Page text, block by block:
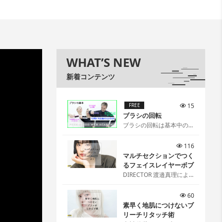
WHAT’S NEW
新着コンテンツ
FREE
ブラシの回転
ブラシの回転は基本中の基
15
マルチセクションでつく
るフェイスレイヤーボブ
DIRECTOR 渡邉真理によ
るフェイスレイヤーボブ
[…]
116
素早く地肌につけないブ
リーチリタッチ術
60